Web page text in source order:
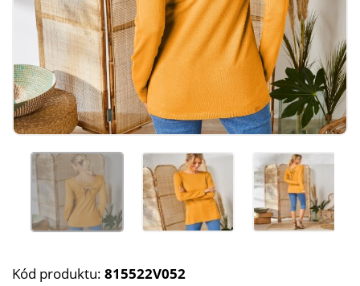
Kód produktu: 815522V052